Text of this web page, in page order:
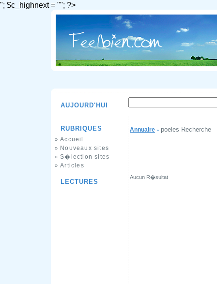
"; $c_highnext = ""; ?>
AUJOURD'HUI
RUBRIQUES
» Accueil
» Nouveaux sites
» S�lection sites
» Articles
LECTURES
Annuaire » poeles Recherche
Aucun R�sultat